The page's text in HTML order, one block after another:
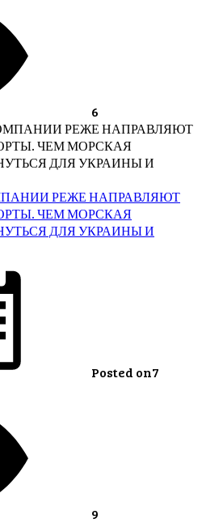
6
РЕЖЕ НАПРАВЛЯЮТ
ЧЕМ МОРСКАЯ
ДЛЯ УКРАИНЫ И
Posted on7
9